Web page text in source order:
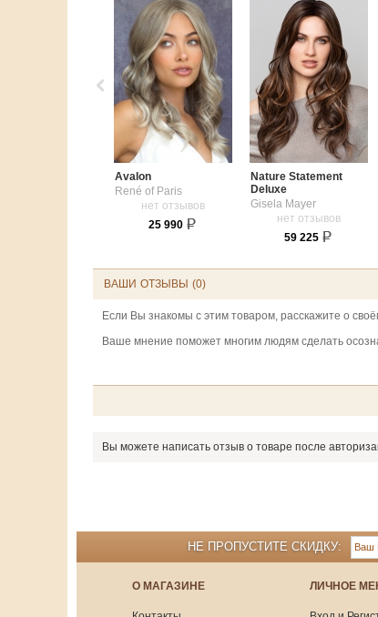
Avalon
René of Paris
нет отзывов
25 990
Nature Statement
Deluxe
Gisela Mayer
нет отзывов
59 225
ВАШИ ОТЗЫВЫ (0)
Если Вы знакомы с этим товаром, расскажите о
Ваше мнение поможет многим людям сделать
Вы можете написать отзыв о товаре после
НЕ ПРОПУСТИТЕ СКИДКУ:
О МАГАЗИНЕ ЛИЧНОЕ